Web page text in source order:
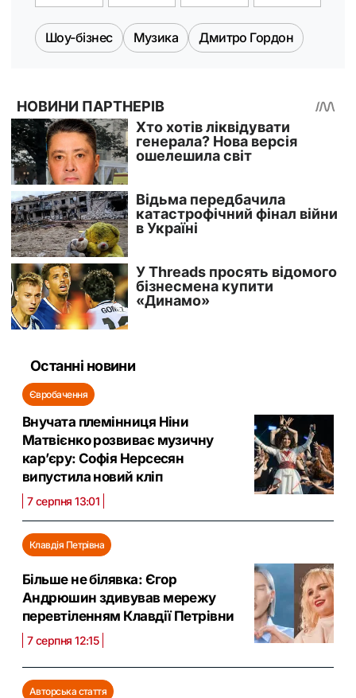
Шоу-бізнес Музика Дмитро Гордон
Останні новини
Євробачення
Внучата племінниця Ніни
Матвієнко розвиває музичну
кар’єру: Софія Нерсесян
випустила новий кліп
7 серпня 13:01
Клавдія Петрівна
Більше не білявка: Єгор
Андрюшин здивував мережу
перевтіленням Клавдії Петрівни
7 серпня 12:15
Авторська стаття